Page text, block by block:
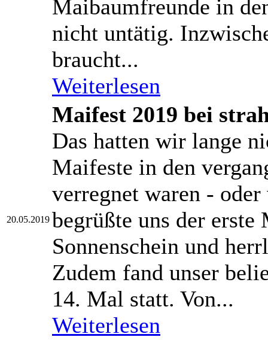
Maibaumfreunde in
nicht untätig.
braucht...
Weiterlesen
20.05.2019
Maifest 2019 bei
Das hatten wir lange
Maifeste in den
verregnet waren -
begrüßte uns der
Sonnenschein und
Zudem fand unser
14. Mal statt. Von...
Weiterlesen